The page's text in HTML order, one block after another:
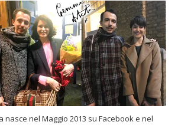
nasce nel Maggio 2013 su Facebook e nel